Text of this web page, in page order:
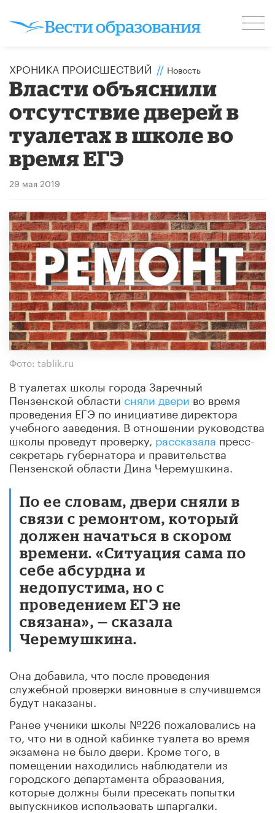
ХРОНИКА ПРОИСШЕСТВИЙ // Новость
Власти объяснили
отсутствие дверей в
туалетах в школе во
время ЕГЭ
29 мая 2019
Фото: tablik.ru
В туалетах школы города Заречный
Пензенской областисняли двери во время
проведения ЕГЭ по инициативе директора
учебного заведения. В отношении руководства
школы проведут проверку, рассказала пресс-
секретарь губернатора и правительства
Пензенской области Дина Черемушкина.
По ее словам, двери сняли в
связи с ремонтом, который
должен начаться в скором
времени. «Ситуация сама по
себе абсурдна и
недопустима, но с
проведением ЕГЭ не
связана», — сказала
Черемушкина.
Она добавила, что после проведения
служебной проверки виновные в случившемся
будут наказаны.
Ранее ученики школы №226 пожаловались на
то, что ни в одной кабинке туалета во время
экзамена не было двери. Кроме того, в
помещении находились наблюдатели из
городского департамента образования,
которые должны были пресекать попытки
выпускников использовать шпаргалки.